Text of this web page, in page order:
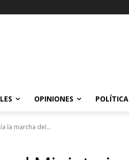
OPINIONES POLÍTICA
la marcha del...